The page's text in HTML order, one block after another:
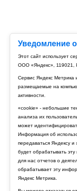
Уведомление
Этот сайт использует
ООО «Яндекс», 119021,
Сервис Яндекс Метрика
размещаемые на
активности.
«cookie» - небольшие
анализа их
может
Информация об
передаваться Яндексу
будет обрабатывать
для нас отчетов о
обрабатывает эту
Яндекс Метрика.